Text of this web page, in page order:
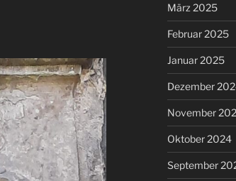
März 2025
Februar 2025
Januar 2025
Dezember
November
Oktober 2024
September